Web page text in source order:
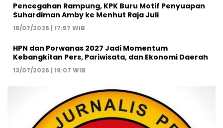
Pencegahan Rampung, KPK Buru Motif Penyuapan
Suhardiman Amby ke Menhut Raja Juli
18/07/2026 | 17:57 WIB
HPN dan Porwanas 2027 Jadi Momentum
Kebangkitan Pers, Pariwisata, dan Ekonomi Daerah
13/07/2026 | 19:07 WIB